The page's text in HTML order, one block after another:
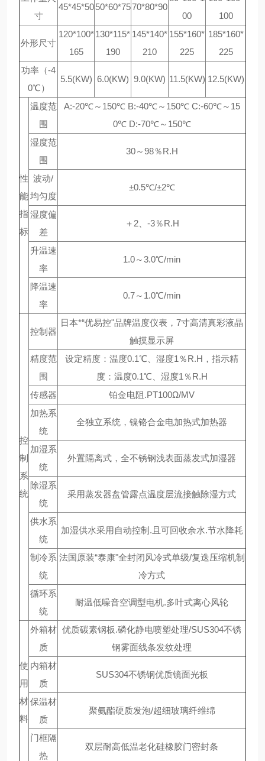
寸
45*45*50 50*60*7570*80*90
00
100
外形尺寸
120*100*
165
130*115*
190
145*140*
210
155*160*
225
185*160*
225
功率（-4
0℃）
5.5(KW) 6.0(KW) 9.0(KW) 11.5(KW) 12.5(KW)
性
能
指
标
温度范
围
A:-20℃～150℃ B:-40℃～150℃ C:-60℃～15
0℃ D:-70℃～150℃
湿度范
围
30～98％R.H
波动/
均匀度
±0.5℃/±2℃
湿度偏
差
＋2、-3％R.H
升温速
率
1.0～3.0℃/min
降温速
率
0.7～1.0℃/min
控
制
系
统
控制器
日本*“优易控"品牌温度仪表，7寸高清真彩液晶
触摸显示屏
精度范
围
设定精度：温度0.1℃、湿度1％R.H，指示精
度：温度0.1℃、湿度1％R.H
传感器
铂金电阻.PT100Ω/MV
加热系
统
全独立系统，镍铬合金电加热式加热器
加湿系
统
外置隔离式，全不锈钢浅表面蒸发式加湿器
除湿系
统
采用蒸发器盘管露点温度层流接触除湿方式
供水系
统
加湿供水采用自动控制.且可回收余水.节水降耗
制冷系
统
法国原装“泰康"全封闭风冷式单级/复迭压缩机制
冷方式
循环系
统
耐温低噪音空调型电机.多叶式离心风轮
使
用
材
料
外箱材
质
优质碳素钢板.磷化静电喷塑处理/SUS304不锈
钢雾面线条发纹处理
内箱材
质
SUS304不锈钢优质镜面光板
保温材
质
聚氨酯硬质发泡/超细玻璃纤维绵
门框隔
热
双层耐高低温老化硅橡胶门密封条